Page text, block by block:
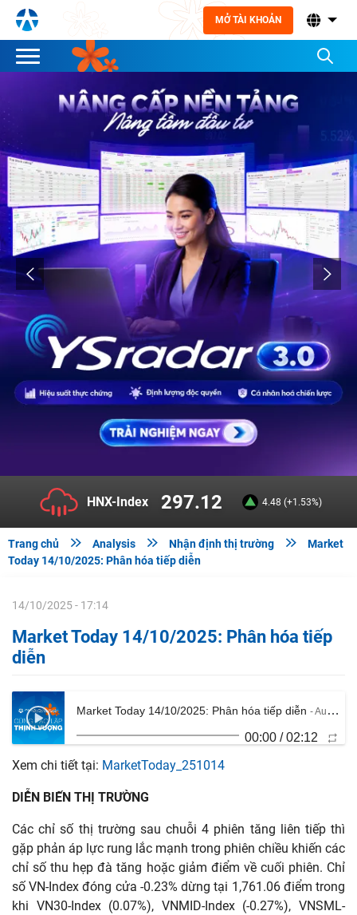
MỞ TÀI KHOẢN
HNX-Index 297.12 4.48 (+1.53%)
Trang chủ  Analysis  Nhận định thị trường 
Market
Today 14/10/2025: Phân hóa tiếp diễn
14/10/2025 - 17:14
Market Today 14/10/2025: Phân hóa tiếp
diễn
Market Today 14/10/2025: Phân hóa tiếp diễn - Audio
00:00 /02:12
Xem chi tiết tại: MarketToday_251014
DIỄN BIẾN THỊ TRƯỜNG
Các chỉ số thị trường sau chuỗi 4 phiên tăng liên tiếp thì
gặp phản áp lực rung lắc mạnh trong phiên chiều khiến các
chỉ số thu hẹp đà tăng hoặc giảm điểm về cuối phiên. Chỉ
số VN-Index đóng cửa -0.23% dừng tại 1,761.06 điểm trong
khi VN30-Index (0.07%), VNMID-Index (-0.27%), VNSML-